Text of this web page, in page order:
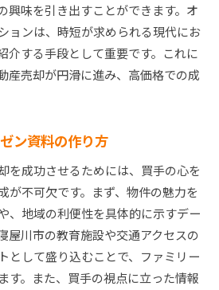
興味を引き出すことができます。オ
ョンは、時短が求められる現代にお
介する手段として重要です。これに
産売却が円滑に進み、高価格での成
ン資料の作り方
を成功させるためには、買手の心を
が不可欠です。まず、物件の魅力を
、地域の利便性を具体的に示すデー
屋川市の教育施設や交通アクセスの
として盛り込むことで、ファミリー
す。また、買手の視点に立った情報